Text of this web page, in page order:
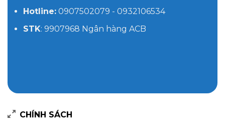
Hotline:0907502079 - 0932106534
STK: 9907968 Ngân hàng ACB
CHÍNH SÁCH